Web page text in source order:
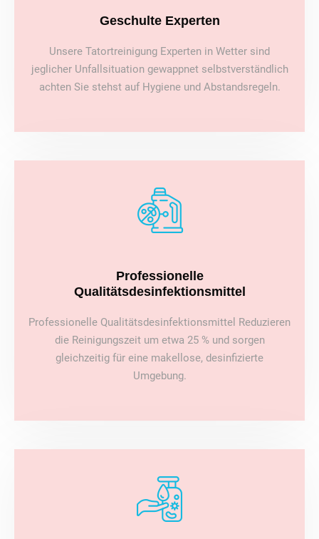
Geschulte Experten
Unsere Tatortreinigung Experten in Wetter sind
jeglicher Unfallsituation gewappnet selbstverständlich
achten Sie stehst auf Hygiene und Abstandsregeln.
Professionelle
Qualitätsdesinfektionsmittel
Professionelle Qualitätsdesinfektionsmittel Reduzieren
die Reinigungszeit um etwa 25 % und sorgen
gleichzeitig für eine makellose, desinfizierte
Umgebung.